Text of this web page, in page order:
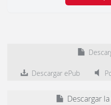
Descargar ePub
Descargar